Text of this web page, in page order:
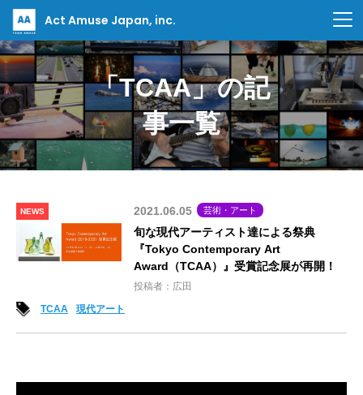
Act Amuse Japan, inc.
「TCAA」の記
事一覧
NEWS 2021.06.05 芸術・アート
旬な現代アーティスト達による祭典
『Tokyo Contemporary Art
Award（TCAA）』受賞記念展が再開！
投稿者：広田
TCAA
現代アート